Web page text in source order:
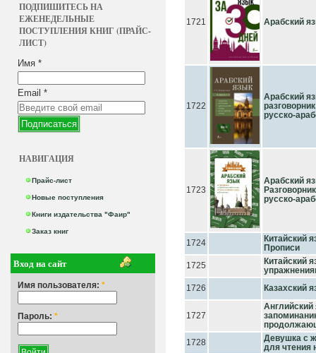
ПОДПИШИТЕСЬ НА
ЕЖЕНЕДЕЛЬНЫЕ
ПОСТУПЛЕНИЯ КНИГ (ПРАЙС-
ЛИСТ)
Имя *
Email *
НАВИГАЦИЯ
Прайс-лист
Новые поступления
Книги издательства "Фаир"
Заказ книг
Вход на сайт
Имя пользователя: *
Пароль: *
1721 Арабский
1722
Арабский
русско-
1723
Арабский
русско-
1724
Китайский
Прописи
1725
Китайский
1726
Казахский
1727
Английский
1728
Девушка с
для чтения